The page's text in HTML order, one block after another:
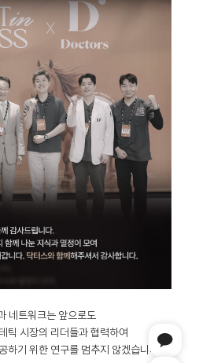
네트워크는 앞으로도
틱 시장의 리더들과 협력하여
하기 위한 연구를 멈추지 않겠습니다.